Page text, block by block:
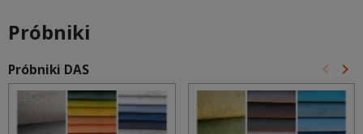
Próbniki
Próbniki DAS keyboard_arrow_left keyboard_arrow_right